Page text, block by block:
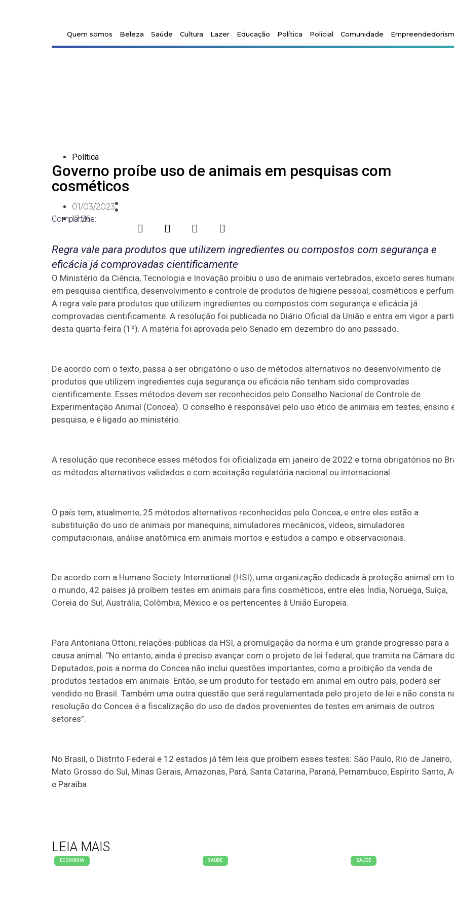
Quem somos Beleza Saúde Cultura Lazer Educação Política Policial Comunidade
Política
Governo proíbe uso de animais em pesquisas com
cosméticos
01/03/2023
17:26
Compartilhe:
Regra vale para produtos que utilizem ingredientes ou compostos com segurança e
eficácia já comprovadas cientificamente
O Ministério da Ciência, Tecnologia e Inovação proibiu o uso de animais vertebrados, exceto seres
em pesquisa científica, desenvolvimento e controle de produtos de higiene pessoal, cosméticos e
A regra vale para produtos que utilizem ingredientes ou compostos com segurança e eficácia já
comprovadas cientificamente. A resolução foi publicada no Diário Oficial da União e entra em vigor a
desta quarta-feira (1º). A matéria foi aprovada pelo Senado em dezembro do ano passado.
De acordo com o texto, passa a ser obrigatório o uso de métodos alternativos no desenvolvimento de
produtos que utilizem ingredientes cuja segurança ou eficácia não tenham sido comprovadas
cientificamente. Esses métodos devem ser reconhecidos pelo Conselho Nacional de Controle de
Experimentação Animal (Concea). O conselho é responsável pelo uso ético de animais em testes, ensino
pesquisa, e é ligado ao ministério.
A resolução que reconhece esses métodos foi oficializada em janeiro de 2022 e torna obrigatórios no
os métodos alternativos validados e com aceitação regulatória nacional ou internacional.
O país tem, atualmente, 25 métodos alternativos reconhecidos pelo Concea, e entre eles estão a
substituição do uso de animais por manequins, simuladores mecânicos, vídeos, simuladores
computacionais, análise anatômica em animais mortos e estudos a campo e observacionais.
De acordo com a Humane Society International (HSI), uma organização dedicada à proteção animal em
o mundo, 42 países já proíbem testes em animais para fins cosméticos, entre eles Índia, Noruega, Suíça,
Coreia do Sul, Austrália, Colômbia, México e os pertencentes à União Europeia.
Para Antoniana Ottoni, relações-públicas da HSI, a promulgação da norma é um grande progresso para a
causa animal. “No entanto, ainda é preciso avançar com o projeto de lei federal, que tramita na Câmara
Deputados, pois a norma do Concea não inclui questões importantes, como a proibição da venda de
produtos testados em animais. Então, se um produto for testado em animal em outro país, poderá ser
vendido no Brasil. Também uma outra questão que será regulamentada pelo projeto de lei e não consta
resolução do Concea é a fiscalização do uso de dados provenientes de testes em animais de outros
setores”.
No Brasil, o Distrito Federal e 12 estados já têm leis que proíbem esses testes: São Paulo, Rio de Janeiro,
Mato Grosso do Sul, Minas Gerais, Amazonas, Pará, Santa Catarina, Paraná, Pernambuco, Espírito Santo,
e Paraíba.
LEIA MAIS
ECONOMIA SAÚDE SAÚDE